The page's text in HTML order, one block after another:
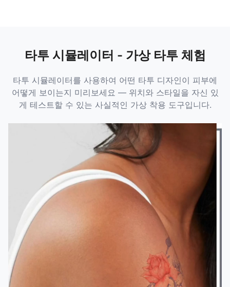
타투 시뮬레이터 - 가상 타투 체험
타투 시뮬레이터를 사용하여 어떤 타투 디자인이 피부에
어떻게 보이는지 미리보세요 — 위치와 스타일을 자신 있
게 테스트할 수 있는 사실적인 가상 착용 도구입니다.